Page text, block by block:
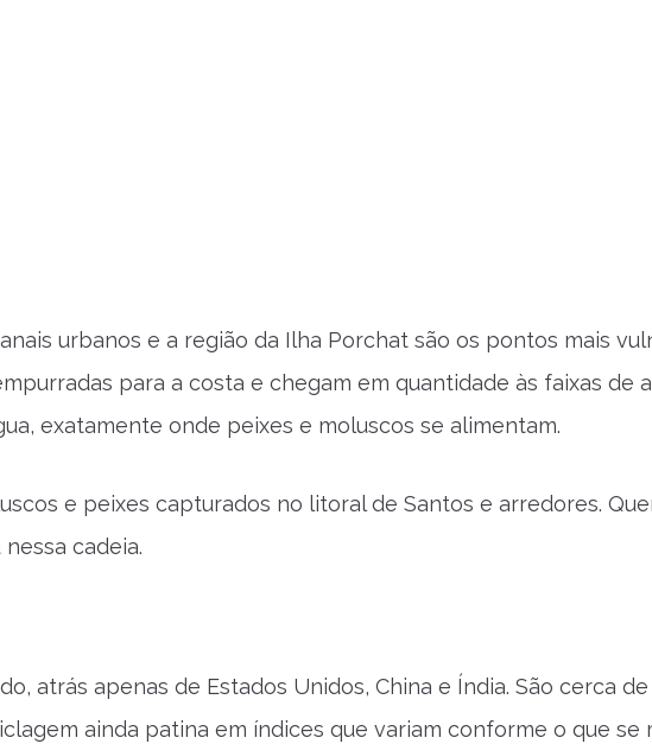
urbanos e a região da Ilha Porchat são os pontos mais
para a costa e chegam em quantidade às faixas de
exatamente onde peixes e moluscos se alimentam.
e peixes capturados no litoral de Santos e arredores.
cadeia.
atrás apenas de Estados Unidos, China e Índia. São cerca de
ainda patina em índices que variam conforme o que se